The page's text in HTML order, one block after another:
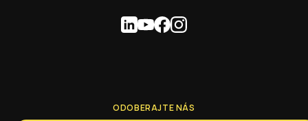
ODOBERAJTE NÁS